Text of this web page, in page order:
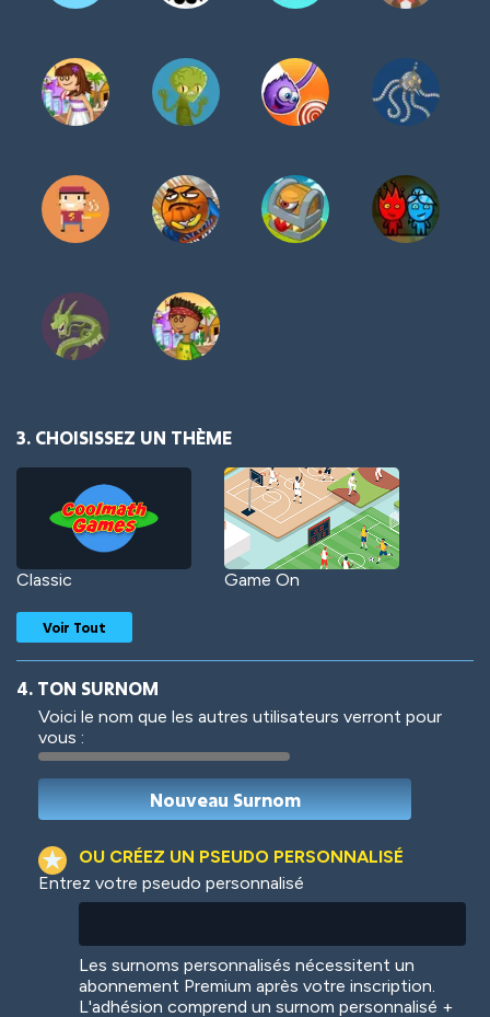
3. CHOISISSEZ UN THÈME
Classic Game On
Woof
Colorful
Voir Tout
4. TON SURNOM
Voici le nom que les autres utilisateurs verront pour
vous :
OU CRÉEZ UN PSEUDO PERSONNALISÉ
Entrez votre pseudo personnalisé
Les surnoms personnalisés nécessitent un
abonnement Premium après votre inscription.
L'adhésion comprend un surnom personnalisé +